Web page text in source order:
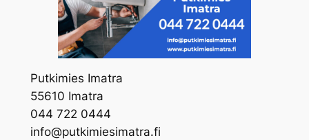
Putkimies Imatra
55610 Imatra
044 722 0444
info@putkimiesimatra.fi